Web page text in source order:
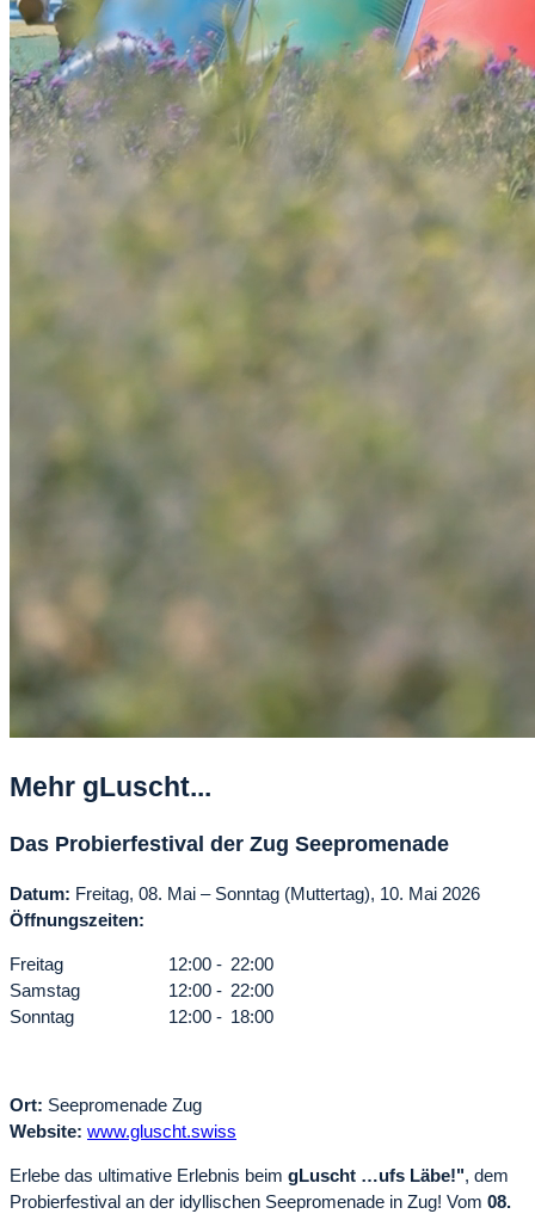
Mehr gLuscht...
Das Probierfestival der Zug Seepromenade
Datum: Freitag, 08. Mai – Sonntag (Muttertag), 10. Mai 2026
Öffnungszeiten:
Freitag 12:00 - 22:00
Samstag
12:00 - 22:00
Sonntag
12:00 - 18:00
Ort: Seepromenade Zug
Website: www.gluscht.swiss
Erlebe das ultimative Erlebnis beim gLuscht …ufs Läbe!", dem
Probierfestival an der idyllischen Seepromenade in Zug! Vom 08.